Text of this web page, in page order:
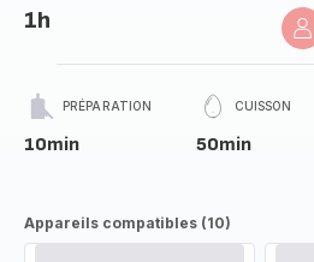
1h
PRÉPARATION
10min
CUISSON
50min
Appareils compatibles (10)